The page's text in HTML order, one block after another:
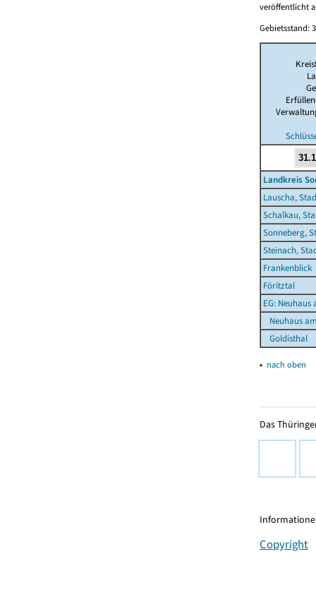
veröffentlicht
Gebietsstand:
Landkreis
Lauscha,
Schalkau,
Sonneberg,
Steinach,
Frankenblick
Föritztal
EG: Neuhaus
Neuhaus
Goldisthal
▴ nach oben
Das
Copyright